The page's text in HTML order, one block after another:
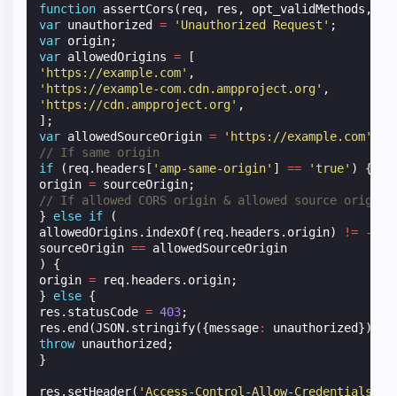
function assertCors ( req, res , opt_validMethods ,
var unauthorized = 'Unauthorized Request' ;
var origin;
var allowedOrigins =
[
'https://example.com' ,
'https://example-com.cdn.ampproject.org' ,
'https://cdn.ampproject.org' ,
];
var allowedSourceOrigin = 'https://example.com'
// If same origin
if
( req. headers [ 'amp-same-origin' ] == 'true' )
{
origin = sourceOrigin;
// If allowed CORS origin & allowed source origin
}
else if
(
allowedOrigins . indexOf( req. headers . origin) != -
sourceOrigin == allowedSourceOrigin
)
{
origin = req. headers . origin;
}
else {
res . statusCode = 403;
res . end (JSON. stringify({message: unauthorized}));
throw unauthorized ;
}
res . setHeader( 'Access-Control-Allow-Credentials'